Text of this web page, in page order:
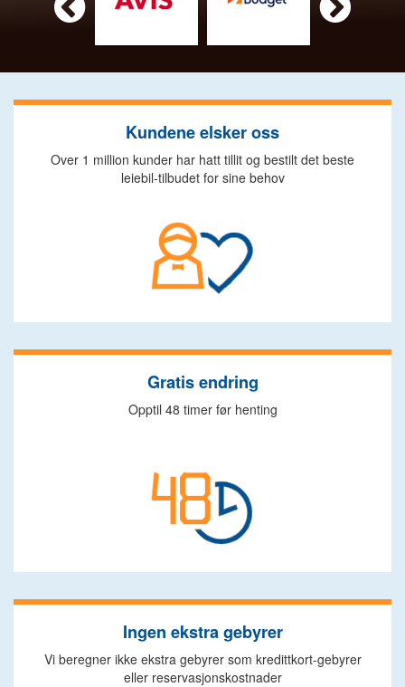
 
Kundene elsker oss
Over 1 million kunder har hatt tillit og bestilt det beste
leiebil-tilbudet for sine behov
Gratis endring
Opptil 48 timer før henting
Ingen ekstra gebyrer
Vi beregner ikke ekstra gebyrer som kredittkort-gebyrer
eller reservasjonskostnader